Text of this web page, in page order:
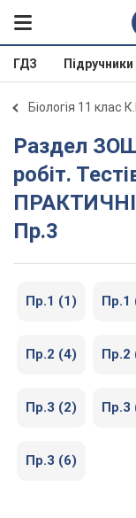
ГДЗ Підручники
Біологія 11 клас
Раздел ЗОШИТ для практичних
робіт.
Пр.3
Пр.1 (1) Пр.1
Пр.2 (4) Пр.2
Пр.3 (2) Пр.3
Пр.3 (6)